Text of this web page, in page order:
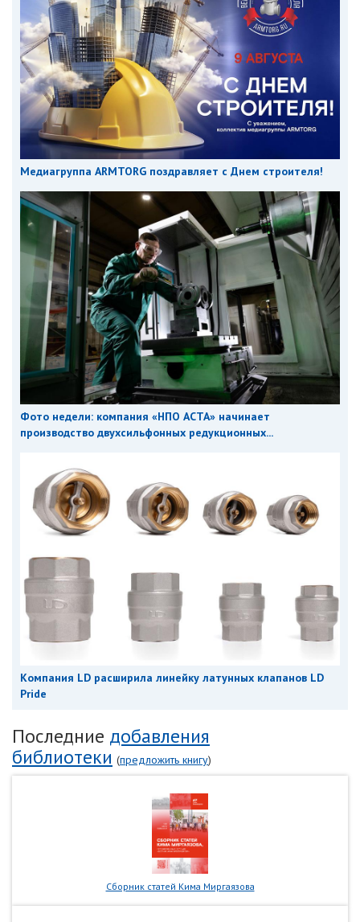
Медиагруппа ARMTORG поздравляет с Днем строителя!
Фото недели: компания «НПО АСТА» начинает
производство двухсильфонных редукционных...
Компания LD расширила линейку латунных клапанов LD
Pride
Последние добавления
библиотеки (предложить книгу)
Сборник статей Кима Миргаязова